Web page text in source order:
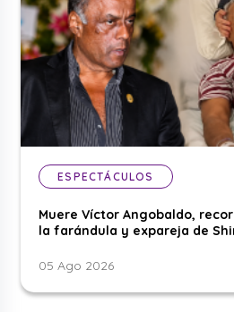
ESPECTÁCULOS
Muere Víctor Angobaldo,
la farándula y expareja de
05 Ago 2026